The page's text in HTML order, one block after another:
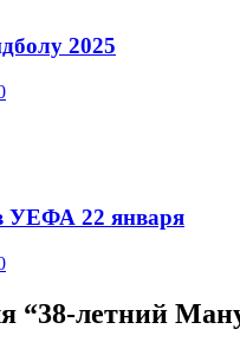
2025
УЕФА 22 января
“38-летний